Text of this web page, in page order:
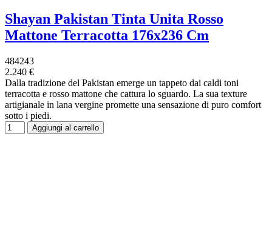
Shayan Pakistan Tinta Unita Rosso
Mattone Terracotta 176x236 Cm
484243
2.240 €
Dalla tradizione del Pakistan emerge un tappeto dai caldi toni
terracotta e rosso mattone che cattura lo sguardo. La sua texture
artigianale in lana vergine promette una sensazione di puro comfort
sotto i piedi.
Aggiungi al carrello